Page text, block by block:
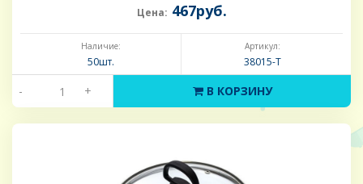
Цена: 467руб.
Наличие:
50шт.
Артикул:
38015-Т
- + В КОРЗИНУ